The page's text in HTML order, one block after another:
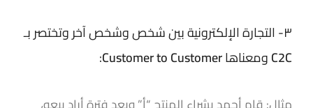
٣- التجارة الإلكترونية بين شخص وشخص آخر وتختصر بـ
C2CومعناهاCustomer to Customer
: